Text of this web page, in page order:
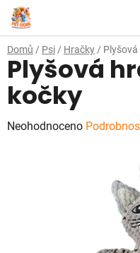
Přejít
na
obsah
Domů / Psi / Hračky /
Plyšová
kočky
Průměrné
Neohodnoceno